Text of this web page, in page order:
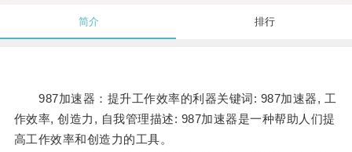
简介 排行
987加速器：提升工作效率的利器关键词: 987加速器, 工
作效率, 创造力, 自我管理描述: 987加速器是一种帮助人们提
高工作效率和创造力的工具。